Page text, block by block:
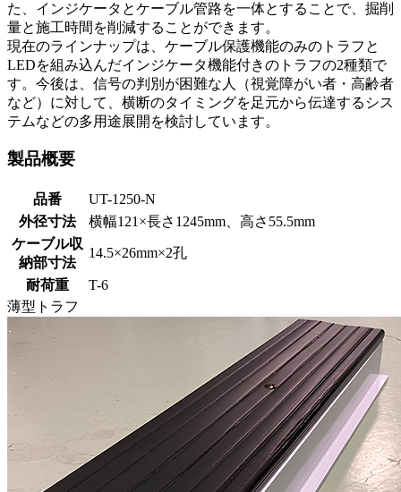
た、インジケータとケーブル管路を一体とすることで、掘削
量と施工時間を削減することができます。
現在のラインナップは、ケーブル保護機能のみのトラフと
LEDを組み込んだインジケータ機能付きのトラフの2種類で
す。今後は、信号の判別が困難な人（視覚障がい者・高齢者
など）に対して、横断のタイミングを足元から伝達するシス
テムなどの多用途展開を検討しています。
製品概要
品番
UT-1250-N
外径寸法
横幅121×長さ1245mm、高さ55.5mm
ケーブル収
納部寸法
14.5×26mm×2孔
耐荷重
T-6
薄型トラフ